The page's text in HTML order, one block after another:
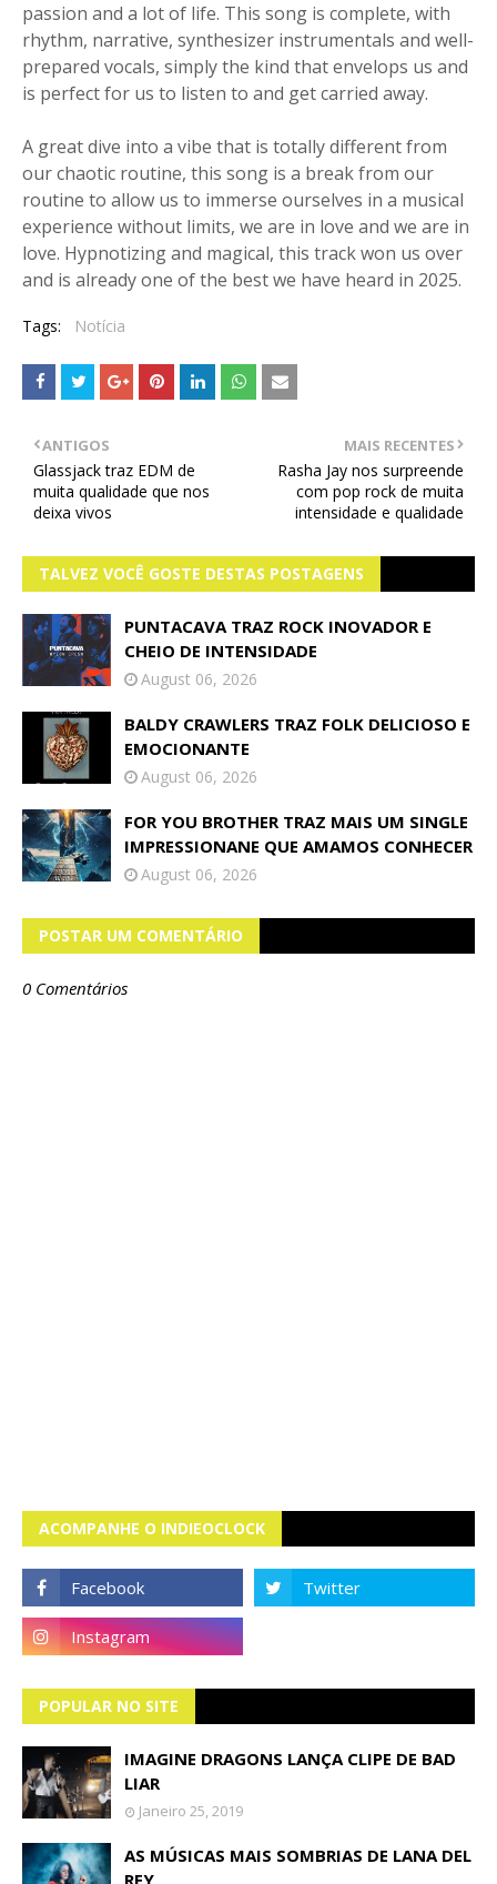
passion and a lot of life. This song is complete, with
rhythm, narrative, synthesizer instrumentals and well-
prepared vocals, simply the kind that envelops us and
is perfect for us to listen to and get carried away.
A great dive into a vibe that is totally different from
our chaotic routine, this song is a break from our
routine to allow us to immerse ourselves in a musical
experience without limits, we are in love and we are in
love. Hypnotizing and magical, this track won us over
and is already one of the best we have heard in 2025.
Tags: Notícia
MAIS RECENTES
Rasha Jay nos surpreende
com pop rock de muita
intensidade e qualidade
ANTIGOS
Glassjack traz EDM de
muita qualidade que nos
deixa vivos
TALVEZ VOCÊ GOSTE DESTAS POSTAGENS
PUNTACAVA TRAZ ROCK INOVADOR E
CHEIO DE INTENSIDADE
August 06, 2026
BALDY CRAWLERS TRAZ FOLK DELICIOSO E
EMOCIONANTE
August 06, 2026
FOR YOU BROTHER TRAZ MAIS UM SINGLE
IMPRESSIONANE QUE AMAMOS CONHECER
August 06, 2026
POSTAR UM COMENTÁRIO
0 Comentários
ACOMPANHE O INDIEOCLOCK
POPULAR NO SITE
IMAGINE DRAGONS LANÇA CLIPE DE BAD
LIAR
Janeiro 25, 2019
AS MÚSICAS MAIS SOMBRIAS DE LANA DEL
REY